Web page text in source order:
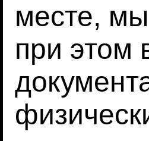
месте,
при этом